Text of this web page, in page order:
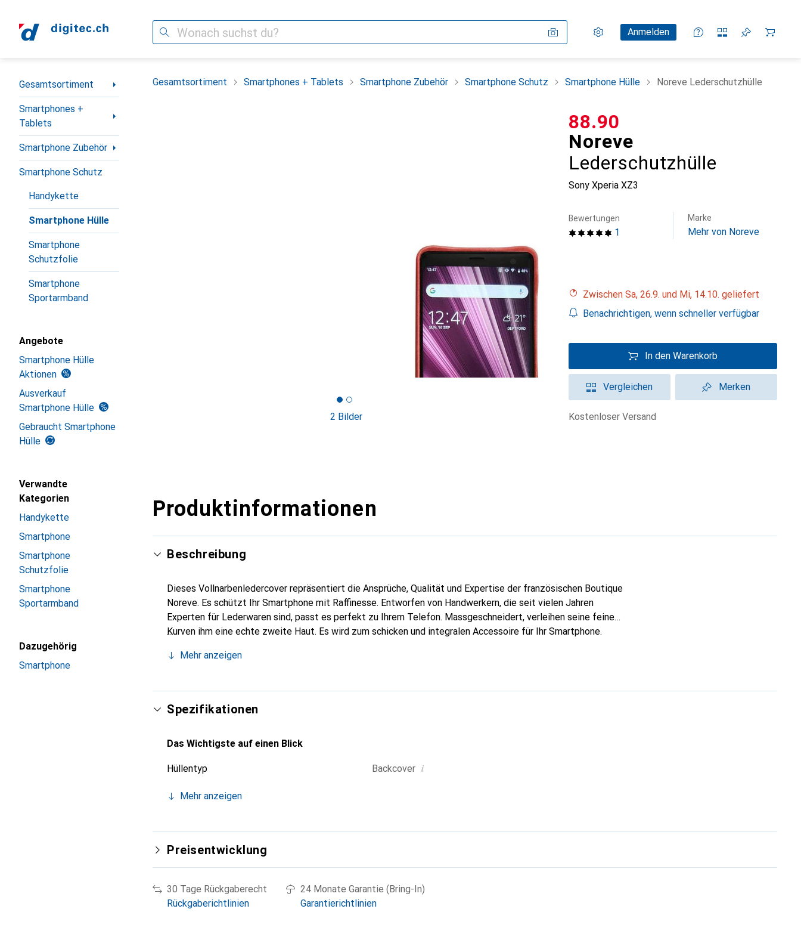
Suche Einstellungen
KundenkontoAnmelden
Vergleichslisten
Merklisten
Warenkorb
Navigation nach Kategorien
Gesamtsortiment
Smartphones +
Tablets
Smartphone Zubehör
Smartphone Schutz
Handykette
Smartphone Hülle
Smartphone
Schutzfolie
Smartphone
Sportarmband
Angebote
Smartphone Hülle
Aktionen
Ausverkauf
Smartphone Hülle
Gebraucht Smartphone
Hülle
Verwandte
Kategorien
Handykette
Smartphone
Smartphone
Schutzfolie
Smartphone
Sportarmband
Dazugehörig
Smartphone
Gesamtsortiment Smartphones + Tablets Smartphone Zubehör Smartphone Schutz Smartphone Hülle Noreve Lederschutzhülle
2 Bilder
Noreve
Lederschutzhülle
Sony Xperia XZ3
CHF
88.90
1
Bewertungen Marke
Mehr von Noreve
Zwischen Sa, 26.9. und Mi, 14.10. geliefert
Benachrichtigen, wenn schneller verfügbar
In den Warenkorb
Vergleichen Merken
kostenloser Versand
Produktinformationen
Beschreibung
Dieses Vollnarbenledercover repräsentiert die Ansprüche, Qualität und Expertise der französischen Boutique
Noreve. Es schützt Ihr Smartphone mit Raffinesse. Entworfen von Handwerkern, die seit vielen Jahren
Experten für Lederwaren sind, passt es perfekt zu Ihrem Telefon. Massgeschneidert, verleihen seine feinen
Kurven ihm eine echte zweite Haut. Es wird zum schicken und integralen Accessoire für Ihr Smartphone.
anspruchsvolle Kundschaft.
Mehr anzeigen
Spezifikationen
Das Wichtigste auf einen Blick
Hüllentyp Backcover i
Mehr anzeigen
Preisentwicklung
30 Tage Rückgaberecht
Rückgaberichtlinien
24 Monate Garantie (Bring-In)
Garantierichtlinien